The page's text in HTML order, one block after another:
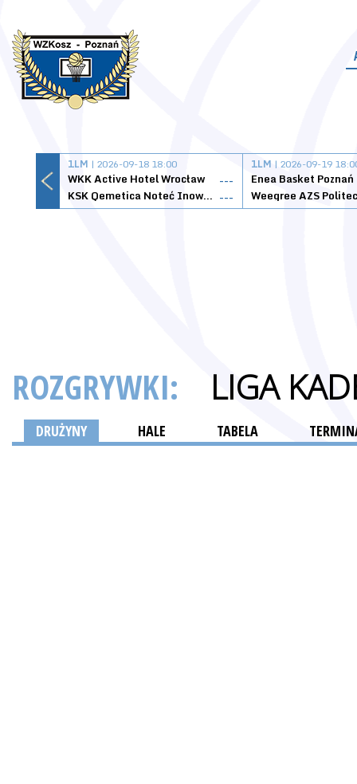
1LM | 2026-09-18 18:00
WKK Active Hotel Wrocław
---
KSK Qemetica Noteć Inowrocław ---
1LM | 2026-09-19
Enea Basket Poznań
ROZGRYWKI: LIGA
DRUŻYNY HALE TABELA